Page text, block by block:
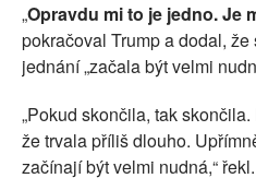
„Opravdu mi to je jedno. Je
pokračoval Trump a dodal,
jednání „začala být velmi
„Pokud skončila, tak
že trvala příliš dlouho.
začínají být velmi nudná,“ řekl.